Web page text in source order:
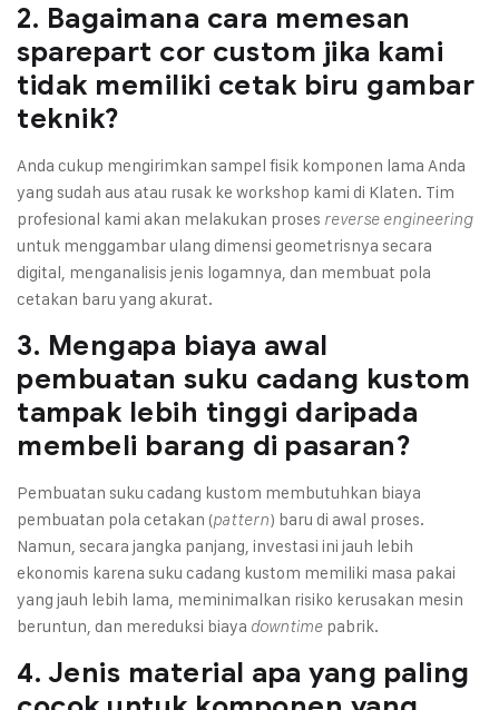
2. Bagaimana cara memesan
sparepart cor custom jika kami
tidak memiliki cetak biru gambar
teknik?
Anda cukup mengirimkan sampel fisik komponen lama Anda
yang sudah aus atau rusak ke workshop kami di Klaten. Tim
profesional kami akan melakukan proses reverse engineering
untuk menggambar ulang dimensi geometrisnya secara
digital, menganalisis jenis logamnya, dan membuat pola
cetakan baru yang akurat.
3. Mengapa biaya awal
pembuatan suku cadang kustom
tampak lebih tinggi daripada
membeli barang di pasaran?
Pembuatan suku cadang kustom membutuhkan biaya
pembuatan pola cetakan (pattern) baru di awal proses.
Namun, secara jangka panjang, investasi ini jauh lebih
ekonomis karena suku cadang kustom memiliki masa pakai
yang jauh lebih lama, meminimalkan risiko kerusakan mesin
beruntun, dan mereduksi biaya downtime pabrik.
4. Jenis material apa yang paling